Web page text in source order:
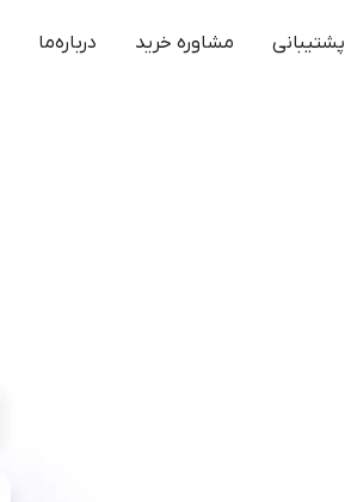
پشتیبانی مشاوره خرید درباره‌ما